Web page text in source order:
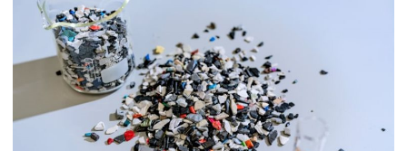
omzetten
in
nieuwe
chemische
bouwstenen